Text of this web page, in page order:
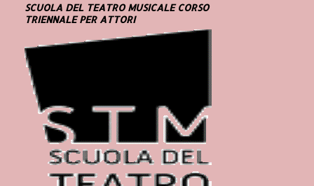
SCUOLA DEL TEATRO MUSICALE CORSO
TRIENNALE PER ATTORI